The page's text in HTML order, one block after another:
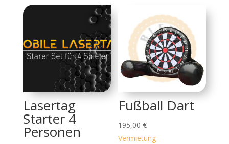
Lasertag
Starter 4
Personen
Fußball Dart
195,00€
Vermietung